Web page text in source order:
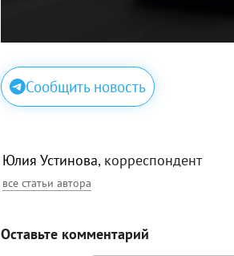
Сообщить новость
Юлия Устинова, корреспондент
все статьи автора
Оставьте комментарий